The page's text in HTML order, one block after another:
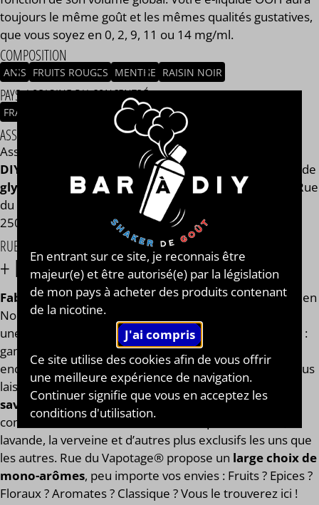
toujours le même goût et les mêmes qualités gustatives,
que vous soyez en 0, 2, 9, 11 ou 14 mg/ml.
COMPOSITION
ANIS FRUITS ROUGES MENTHE RAISIN NOIR
PAYS / ORIGINE DU CONCENTRÉ
FRANCE
ASSEMBLAGE
Assemblage réalisé à PLOUESCAT - France par
DIY®
mono propylène glycol végétal
, de
glycérine végétale et de l'arôme OOH de la marque Rue
du Vapotage®. Disponible en flacon de 50ml, 125ml,
250ml, 500ml et 1L. STEEP : 1 jour.
RUE DU VAPOTAGE®
+ DE 200 SAVEURS À VAPER !
Fabricant français de e-liquidesinstallé depuis 2010 en
Nouvelle Aquitaine,
une large gamme de plus de 200 saveurs d'eliquides :
gammes fruitées, gourmandes, classiques, cocktails ou
encore mentholées ! Vous n’avez plus qu’à choisir et vous
laisser tenter ! Rue du Vapotage® vous propose
saveurs que vous ne trouverez nul part ailleurs
comme des saveurs d’aromates tels que le romarin, la
lavande, la verveine et d’autres plus exclusifs les uns que
les autres. Rue du Vapotage® propose un large choix de
mono-arômes, peu importe vos envies : Fruits ? Epices ?
Floraux ? Aromates ? Classique ? Vous le trouverez ici !
En entrant sur ce site, je reconnais être
majeur(e) et être autorisé(e) par la législation
de mon pays à acheter des produits contenant
de la nicotine.
Ce site utilise des cookies afin de vous offrir
une meilleure expérience de navigation.
Continuer signifie que vous en acceptez les
conditions d'utilisation.